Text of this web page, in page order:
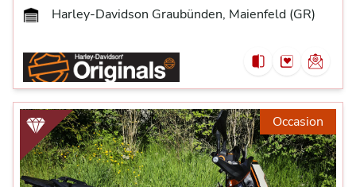
Harley-Davidson Graubünden, Maienfeld (GR)
Occasion